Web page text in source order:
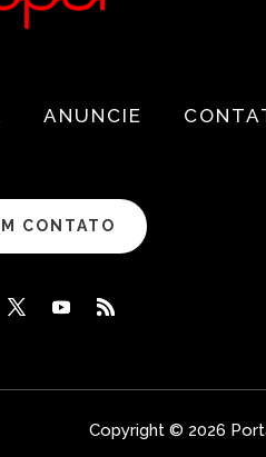
ANUNCIE
CONTATO
Copyright © 2026